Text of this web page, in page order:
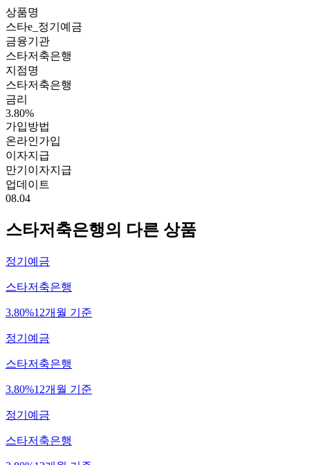
상품명
스타e_정기예금
금융기관
스타저축은행
지점명
스타저축은행
금리
3.80%
가입방법
온라인가입
이자지급
만기이자지급
업데이트
08.04
스타저축은행의 다른 상품
정기예금
스타저축은행
3.80%12개월 기준
정기예금
스타저축은행
3.80%12개월 기준
정기예금
스타저축은행